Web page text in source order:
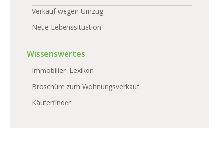
Verkauf wegen Umzug
Neue Lebenssituation
Wissenswertes
Immobilien-Lexikon
Broschüre zum Wohnungsverkauf
Käuferfinder